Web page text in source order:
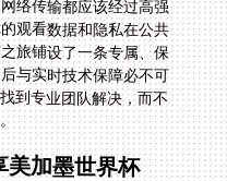
络传输都应该经过高强
观看数据和隐私在公共
旅铺设了一条专属、保
与实时技术保障必不可
到专业团队解决，而不
美加墨世界杯